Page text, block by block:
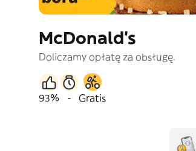
McDonald's
Doliczamy opłatę za obsługę.
93% - Gratis